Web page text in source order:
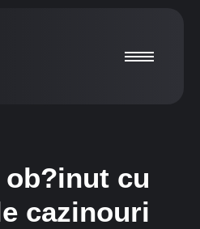
cu
cazinouri